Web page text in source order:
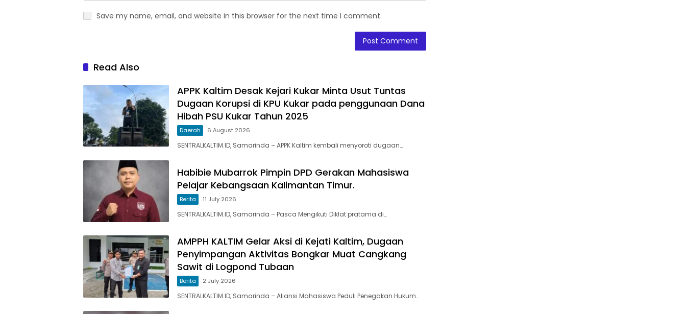
Save my name, email, and website in this browser for the next time I comment.
Read Also
APPK Kaltim Desak Kejari Kukar Minta Usut Tuntas
Dugaan Korupsi di KPU Kukar pada penggunaan Dana
Hibah PSU Kukar Tahun 2025
Daerah 6 August 2026
SENTRALKALTIM.ID, Samarinda – APPK Kaltim kembali menyoroti dugaan…
Habibie Mubarrok Pimpin DPD Gerakan Mahasiswa
Pelajar Kebangsaan Kalimantan Timur.
Berita 11 July 2026
SENTRALKALTIM.ID, Samarinda – Pasca Mengikuti Diklat pratama di…
AMPPH KALTIM Gelar Aksi di Kejati Kaltim, Dugaan
Penyimpangan Aktivitas Bongkar Muat Cangkang
Sawit di Logpond Tubaan
Berita 2 July 2026
SENTRALKALTIM.ID, Samarinda – Aliansi Mahasiswa Peduli Penegakan Hukum…